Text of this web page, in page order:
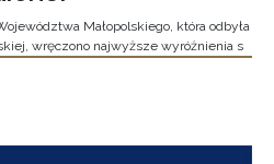
Małopolskiego, która odbyła
wręczono najwyższe wyróżnienia s